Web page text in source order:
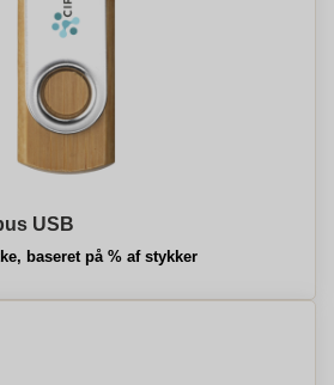
USB
baseret på % af stykker